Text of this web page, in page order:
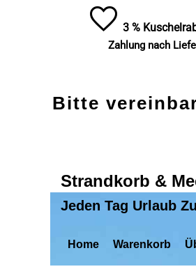
3 %
Zahlung nach
Bitte
Strandkorb &
Jeden Tag Urlaub
Home Warenkorb